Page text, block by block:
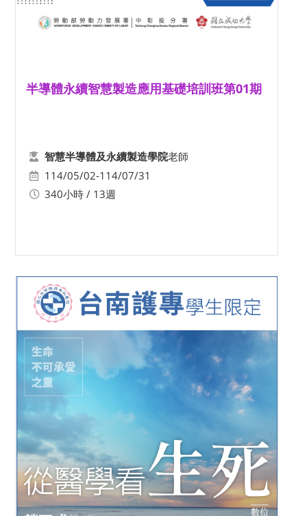
半導體永續智慧製造應用基礎培訓班第01期
智慧半導體及永續製造學院老師
114/05/02-114/07/31
340小時 / 13週